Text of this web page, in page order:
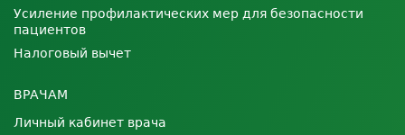
Усиление профилактических мер для безопасности
пациентов
Налоговый вычет
ВРАЧАМ
Личный кабинет врача